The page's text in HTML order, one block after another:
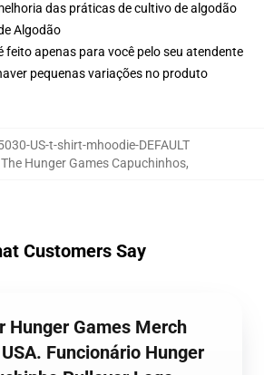
das práticas de cultivo de algodão
Algodão
feito apenas para você pelo seu atendente
pequenas variações no produto
US-t-shirt-mhoodie-DEFAULT
The Hunger Games Capuchinhos,
Customers Say
Hunger Games Merch
Funcionário Hunger